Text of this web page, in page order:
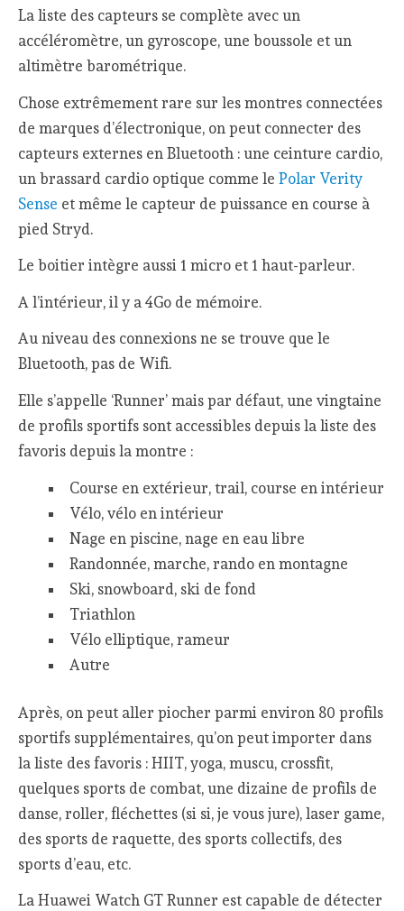
La liste des capteurs se complète avec un
accéléromètre, un gyroscope, une boussole et un
altimètre barométrique.
Chose extrêmement rare sur les montres connectées
de marques d’électronique, on peut connecter des
capteurs externes en Bluetooth : une ceinture cardio,
un brassard cardio optique comme lePolar Verity
Sense et même le capteur de puissance en course à
pied Stryd.
Le boitier intègre aussi 1 micro et 1 haut-parleur.
A l’intérieur, il y a 4Go de mémoire.
Au niveau des connexions ne se trouve que le
Bluetooth, pas de Wifi.
Elle s’appelle ‘Runner’ mais par défaut, une vingtaine
de profils sportifs sont accessibles depuis la liste des
favoris depuis la montre :
Course en extérieur, trail, course en intérieur
Vélo, vélo en intérieur
Nage en piscine, nage en eau libre
Randonnée, marche, rando en montagne
Ski, snowboard, ski de fond
Triathlon
Vélo elliptique, rameur
Autre
Après, on peut aller piocher parmi environ 80 profils
sportifs supplémentaires, qu’on peut importer dans
la liste des favoris : HIIT, yoga, muscu, crossfit,
quelques sports de combat, une dizaine de profils de
danse, roller, fléchettes (si si, je vous jure), laser game,
des sports de raquette, des sports collectifs, des
sports d’eau, etc.
La Huawei Watch GT Runner est capable de détecter